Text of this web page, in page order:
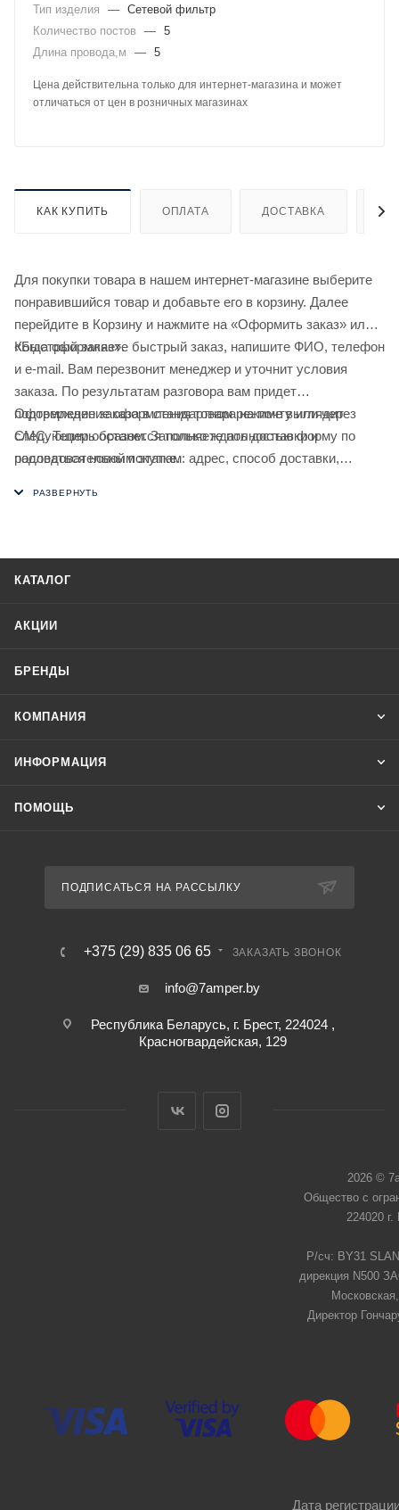
Тип изделия
— Сетевой фильтр
Количество постов
— 5
Длина провода,м
— 5
Цена действительна только для интернет-магазина и может
отличаться от цен в розничных магазинах
КАК КУПИТЬ ОПЛАТА ДОСТАВКА
Для покупки товара в нашем интернет-магазине выберите
понравившийся товар и добавьте его в корзину. Далее
перейдите в Корзину и нажмите на «Оформить заказ» или
«Быстрый заказ».
Когда оформляете быстрый заказ, напишите ФИО, телефон
и e-mail. Вам перезвонит менеджер и уточнит условия
заказа. По результатам разговора вам придет
подтверждение оформления товара на почту или через
СМС. Теперь останется только ждать доставки и
радоваться новой покупке.
Оформление заказа в стандартном режиме выглядит
следующим образом. Заполняете полностью форму по
последовательным этапам: адрес, способ доставки,
КАТАЛОГ
АКЦИИ
БРЕНДЫ
КОМПАНИЯ
ИНФОРМАЦИЯ
ПОМОЩЬ
ПОДПИСАТЬСЯ НА РАССЫЛКУ
+375 (29) 835 06 65 ЗАКАЗАТЬ ЗВОНОК
info@7amper.by
Республика Беларусь, г. Брест, 224024 ,
Красногвардейская, 129
2026 ©
Общество с
224020
Р/сч: BY31
дирекция N500
Директор
Дата